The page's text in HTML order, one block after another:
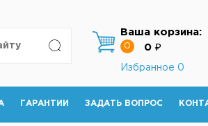
Ваша корзина:
0 0 ₽
Избранное 0
ГАРАНТИИ ЗАДАТЬ ВОПРОС